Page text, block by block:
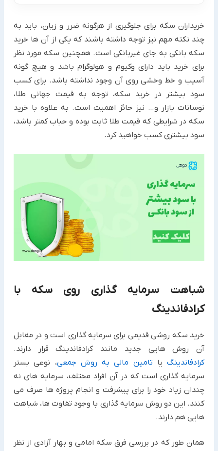
خریداران سکه برای جلوگیری از هرگونه ضرر و زیان، باید به
چند نکته مهم نیز توجه داشته باشند که یکی از آن ها خرید
سکه بانکی به جای غیربانکی است. همچنین سکه مورد نظر
برای خرید باید دارای وکیوم و هولوگرام باشد و هیچ گونه
آسیب و خط وخشی روی آن وجود نداشته باشد. برای کسب
سود بیشتر در خرید سکه، توجه به قیمت جهانی طلا،
نوسانات بازار و… نیز حائز اهمیت است. به علاوه با خرید
سکه در شرایطی که قیمت طلا ثابت بوده و حباب کمتر باشد،
سود بیشتری کسب خواهید کرد.
شباهت سرمایه گذاری روی سکه با
کرادفاندینگ
خرید سکه روشی قدیمی برای سرمایه گذاری است و در مقابل
آن روش هایی جدید مانند کرادفاندینگ قرار دارند.
کرادفاندینگ یا تامین مالی به روش جمعی، نوعی بستر
سرمایه گذاری است که در آن افراد مختلف، سرمایه های نه
چندان زیاد خود را برای پیشرفت و انجام پروژه ها صرف می
کنند. این دو روش سرمایه گذاری با وجود تفاوت ها، شباهت
هایی هم دارند.
همان طور که در بررسی فرق سکه امامی و بهار آزادی از نظر